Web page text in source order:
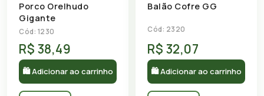
Porco Orelhudo
Gigante
Cód: 1230
R$ 38,49
🛍 Adicionar ao carrinho
Balão Cofre GG
Cód: 2320
R$ 32,07
🛍 Adicionar ao carrinho